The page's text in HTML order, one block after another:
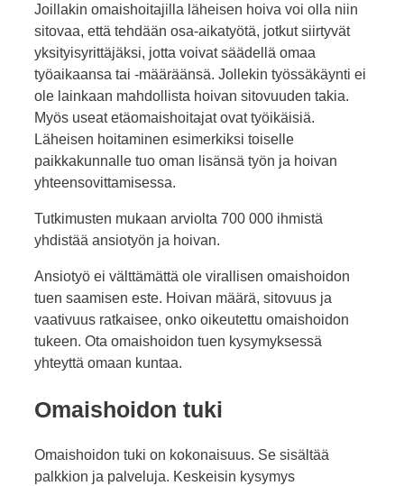
Joillakin omaishoitajilla läheisen hoiva voi olla niin
sitovaa, että tehdään osa-aikatyötä, jotkut siirtyvät
yksityisyrittäjäksi, jotta voivat säädellä omaa
työaikaansa tai -määräänsä. Jollekin työssäkäynti ei
ole lainkaan mahdollista hoivan sitovuuden takia.
Myös useat etäomaishoitajat ovat työikäisiä.
Läheisen hoitaminen esimerkiksi toiselle
paikkakunnalle tuo oman lisänsä työn ja hoivan
yhteensovittamisessa.
Tutkimusten mukaan arviolta 700 000 ihmistä
yhdistää ansiotyön ja hoivan.
Ansiotyö ei välttämättä ole virallisen omaishoidon
tuen saamisen este. Hoivan määrä, sitovuus ja
vaativuus ratkaisee, onko oikeutettu omaishoidon
tukeen. Ota omaishoidon tuen kysymyksessä
yhteyttä omaan kuntaa.
Omaishoidon tuki
Omaishoidon tuki on kokonaisuus. Se sisältää
palkkion ja palveluja. Keskeisin kysymys